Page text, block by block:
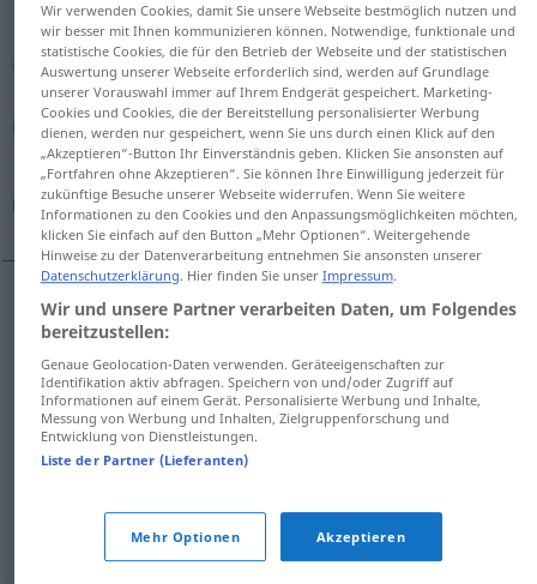
Übersicht aller Übersetzungen
(Für mehr Details die Übersetzung anklicken/antippen)
خاطئ, مستعار, صناعي, منتحل, زائف, مخادع, غير
صحيح, مزيف
منافق
غيرصحيح [ɣairsɑˈħiːħ] falsch(unrichtig)
مستعار [mustaˈʕaːr]
منتحل [munˈtaħal]
Wir verwenden Cookies, damit Sie unsere Webseite bestmöglich nutzen und
wir besser mit Ihnen kommunizieren können. Notwendige, funktionale und
statistische Cookies, die für den Betrieb der Webseite und der statistischen
Auswertung unserer Webseite erforderlich sind, werden auf Grundlage
unserer Vorauswahl immer auf Ihrem Endgerät gespeichert. Marketing-
Cookies und Cookies, die der Bereitstellung personalisierter Werbung
dienen, werden nur gespeichert, wenn Sie uns durch einen Klick auf den
„Akzeptieren“-Button Ihr Einverständnis geben. Klicken Sie ansonsten auf
„Fortfahren ohne Akzeptieren“. Sie können Ihre Einwilligung jederzeit für
zukünftige Besuche unserer Webseite widerrufen. Wenn Sie weitere
Informationen zu den Cookies und den Anpassungsmöglichkeiten möchten,
klicken Sie einfach auf den Button „Mehr Optionen“. Weitergehende
Hinweise zu der Datenverarbeitung entnehmen Sie ansonsten unserer
Datenschutzerklärung. Hier finden Sie unser Impressum.
Wir und unsere Partner verarbeiten Daten, um Folgendes
bereitzustellen:
Genaue Geolocation-Daten verwenden. Geräteeigenschaften zur
Identifikation aktiv abfragen. Speichern von und/oder Zugriff auf
Informationen auf einem Gerät. Personalisierte Werbung und Inhalte,
Messung von Werbung und Inhalten, Zielgruppenforschung und
Entwicklung von Dienstleistungen.
Liste der Partner (Lieferanten)
Mehr Optionen Akzeptieren